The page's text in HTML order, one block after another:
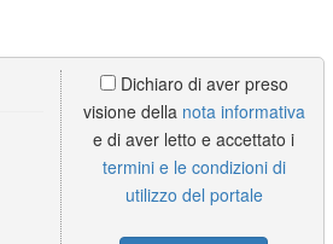
Dichiaro di aver preso
visione della nota informativa
e di aver letto e accettato i
termini e le condizioni di
utilizzo del portale